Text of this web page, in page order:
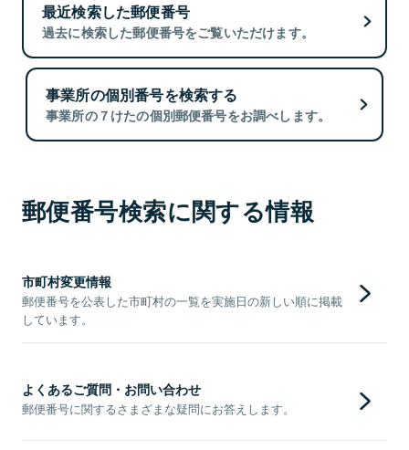
最近検索した郵便番号
過去に検索した郵便番号をご覧いただけます。
事業所の個別番号を検索する
事業所の７けたの個別郵便番号をお調べします。
郵便番号検索に関する情報
市町村変更情報
郵便番号を公表した市町村の一覧を実施日の新しい順に掲載
しています。
よくあるご質問・お問い合わせ
郵便番号に関するさまざまな疑問にお答えします。